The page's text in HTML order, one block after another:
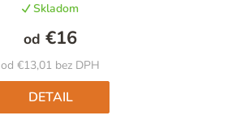
je
5,0
z
5
hviezdičiek.
Skladom
od €13,01 bez DPH
od €16
DETAIL